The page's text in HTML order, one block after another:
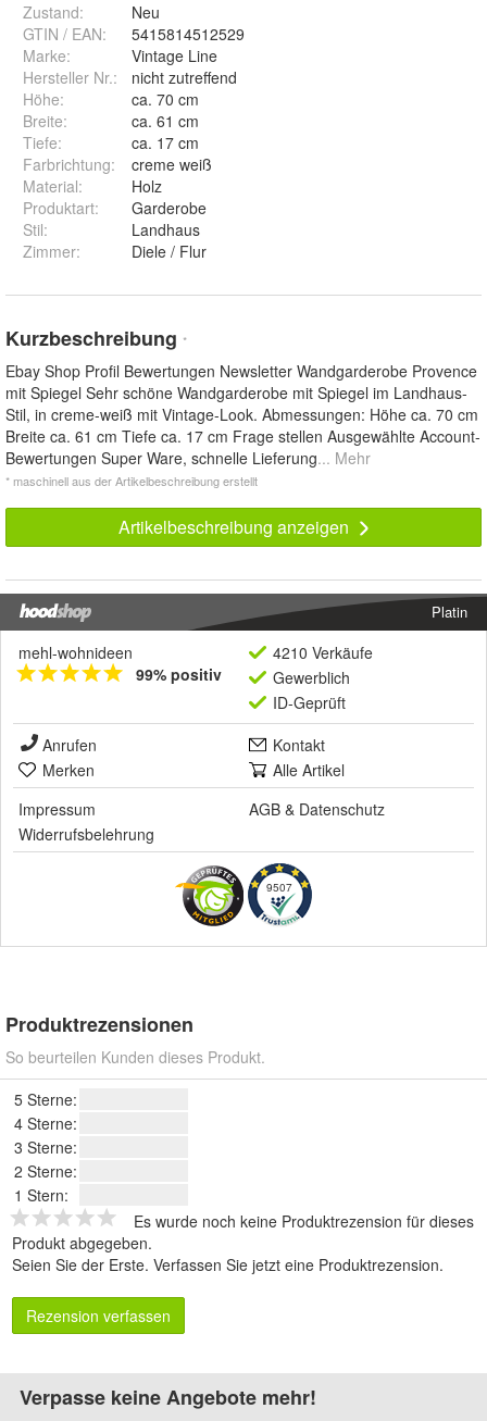
Zustand:
Neu
GTIN / EAN:
5415814512529
Marke:
Vintage Line
Hersteller Nr.:
nicht zutreffend
Höhe:
ca. 70 cm
Breite:
ca. 61 cm
Tiefe:
ca. 17 cm
Farbrichtung:
creme weiß
Material:
Holz
Produktart:
Garderobe
Stil:
Landhaus
Zimmer: Diele / Flur
Kurzbeschreibung *
Ebay Shop Profil Bewertungen Newsletter Wandgarderobe Provence
mit Spiegel Sehr schöne Wandgarderobe mit Spiegel im Landhaus-
Stil, in creme-weiß mit Vintage-Look. Abmessungen: Höhe ca. 70 cm
Breite ca. 61 cm Tiefe ca. 17 cm Frage stellen Ausgewählte Account-
Bewertungen Super Ware, schnelle Lieferung... Mehr
* maschinell aus der Artikelbeschreibung erstellt
Artikelbeschreibung anzeigen
Platin
mehl-wohnideen
99% positiv
4210 Verkäufe
Gewerblich
ID-Geprüft
Anrufen
Kontakt
Merken
Alle Artikel
Impressum
AGB & Datenschutz
Widerrufsbelehrung
9507
Produktrezensionen
So beurteilen Kunden dieses Produkt.
5 Sterne:
4 Sterne:
3 Sterne:
2 Sterne:
1 Stern:
Es wurde noch keine Produktrezension für dieses
Produkt abgegeben.
Seien Sie der Erste. Verfassen Sie jetzt eine Produktrezension.
Rezension verfassen
Verpasse keine Angebote mehr!